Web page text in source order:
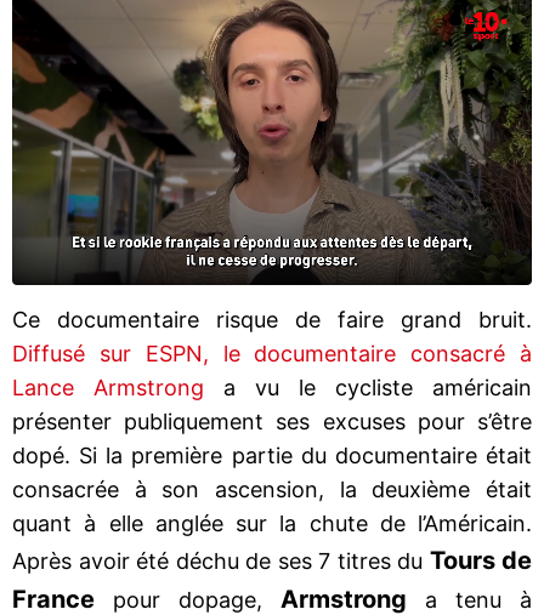
Ce documentaire risque de faire grand bruit.
Diffusé sur ESPN, le documentaire consacré à
Lance Armstrong a vu le cycliste américain
présenter publiquement ses excuses pour s’être
dopé. Si la première partie du documentaire était
consacrée à son ascension, la deuxième était
quant à elle anglée sur la chute de l’Américain.
Après avoir été déchu de ses 7 titres du Tours de
France pour dopage, Armstrong a tenu à